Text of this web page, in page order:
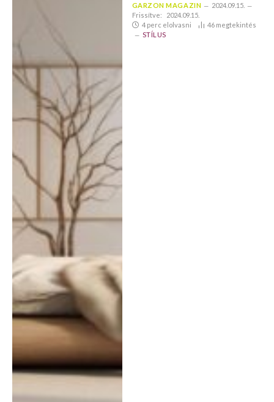
GARZON MAGAZIN
2024.09.15.
Frissítve:
2024.09.15.
4 perc elolvasni
46 megtekintés
STÍLUS